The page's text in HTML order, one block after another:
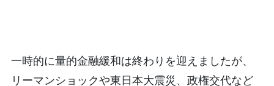
一時的に量的金融緩和は終わりを迎えましたが、
リーマンショックや東日本大震災、政権交代など